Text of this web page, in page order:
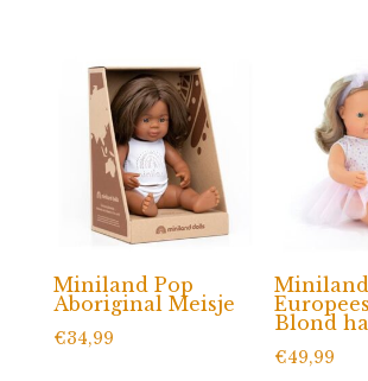
Miniland Pop
Aboriginal Meisje
€34,99
Blond
€49,99